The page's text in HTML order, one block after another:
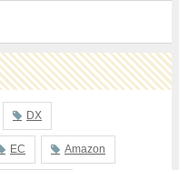
DX
EC Amazon